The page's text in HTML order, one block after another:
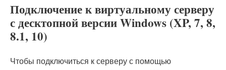
Подключение к виртуальному серверу
с десктопной версии Windows (XP, 7, 8,
8.1, 10)
Чтобы подключиться к серверу с помощью